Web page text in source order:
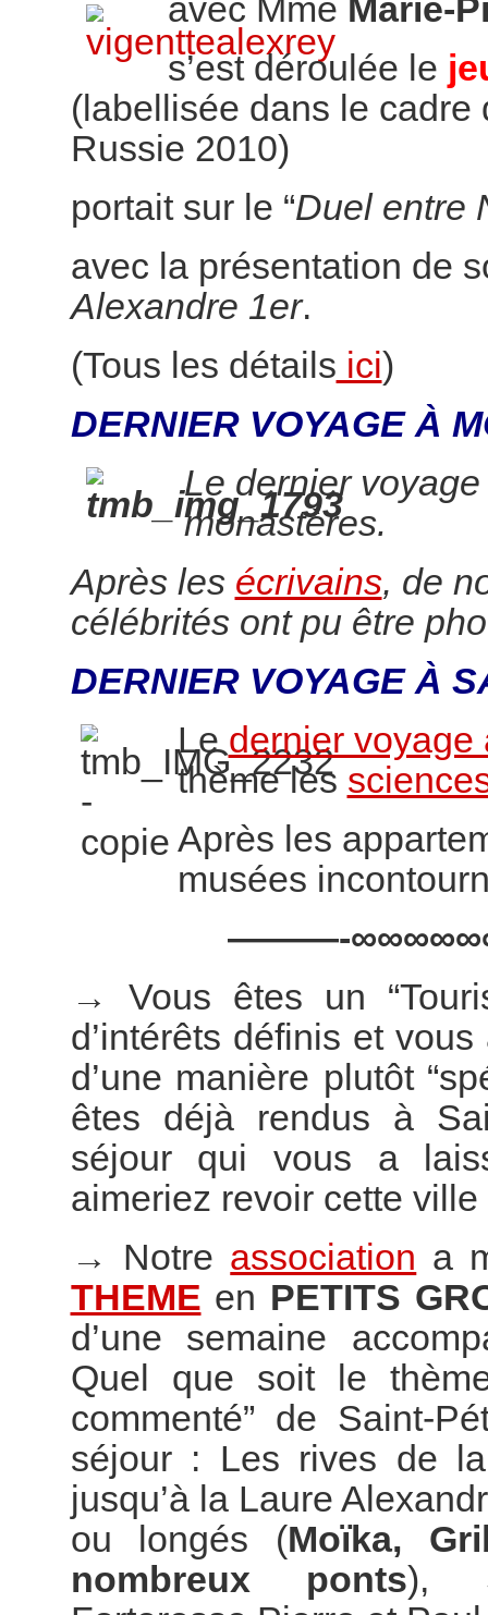
avec Mme Marie-
s’est déroulée le
(labellisée dans le cadre
Russie 2010)
portait sur le “Duel entre
avec la présentation de
Alexandre 1er.
(Tous les détails ici)
DERNIER VOYAGE À
Le dernier
monastères.
Après les écrivains, de
célébrités ont pu être
DERNIER VOYAGE À
Ledernier voyage
thème les
Après les
musées
———-
→Vous êtes un
d’intérêts définis et
d’une manière plutôt
êtes déjà rendus à
séjour qui vous a
aimeriez revoir cette
→ Notre association a
THEME en PETITS
d’une semaine
Quel que soit le
commenté” de Saint-
séjour : Les rives de
jusqu’à la Laure
ou longés (Moïka,
nombreux ponts),